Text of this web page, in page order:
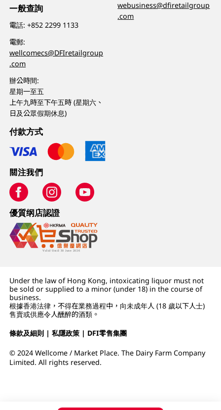
一般查詢
電話:+852 2299 1133
電郵:
wellcomecs@DFIretailgroup
.com
辦公時間:
星期一至五
上午九時至下午五時 (星期六、
日及公眾假期休息)
webusiness@dfiretailgroup
.com
付款方式
關注我們
優質纲店認證
Under the law of Hong Kong, intoxicating liquor must not
be sold or supplied to a minor (under 18) in the course of
business.
根據香港法律，不得在業務過程中，向未成年人 (18 歲以下人士)
售賣或供應令人醺醉的酒類。
條款及細則 |私隱政策 | DFI零售集團
© 2024 Wellcome / Market Place. The Dairy Farm Company
Limited. All rights reserved.